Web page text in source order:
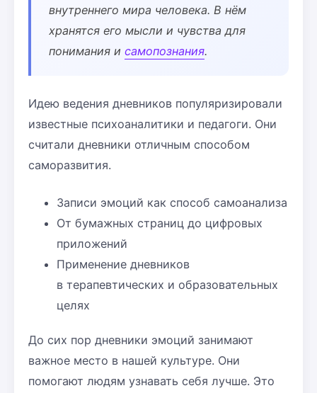
внутреннего мира человека. В нём
хранятся его мысли и чувства для
понимания и самопознания.
Идею ведения дневников популяризировали
известные психоаналитики и педагоги. Они
считали дневники отличным способом
саморазвития.
Записи эмоций как способ самоанализа
От бумажных страниц до цифровых
приложений
Применение дневников
в терапевтических и образовательных
целях
До сих пор дневники эмоций занимают
важное место в нашей культуре. Они
помогают людям узнавать себя лучше. Это